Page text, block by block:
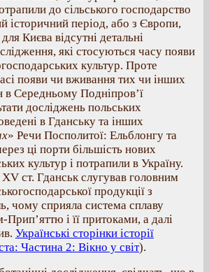
до сільського господарство
історичний період, або з Європи,
Києва відсутні детальні
які стосуються часу появи
культур. Проте
появи чи вживання тих чи інших
в Середньому Подніпров’ї
досліджень польських
в Гданську та інших
» Речи Посполитої: Ельблонгу та
ці порти більшість нових
культур і потрапили в Україну.
ст. Гданськ слугував головним
продукції з
чому сприяла система сплаву
Прип’яттю і її притоками, а далі
Українські сторінки історії
Частина 2: Вікно у світ).